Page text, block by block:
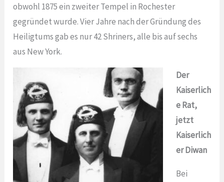
obwohl 1875 ein zweiter Tempel in Rochester
gegründet wurde. Vier Jahre nach der Gründung des
Heiligtums gab es nur 42 Shriners, alle bis auf sechs
aus New York.
Der
Kaiserlich
e Rat,
jetzt
Kaiserlich
er Diwan
Bei